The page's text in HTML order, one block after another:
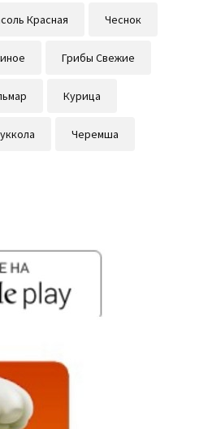
Красная Чеснок
Грибы Свежие
Курица
Черемша